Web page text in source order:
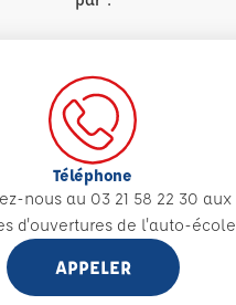
Téléphone
nous au 03 21 58 22 30 aux
d'ouvertures de l'auto-école
APPELER